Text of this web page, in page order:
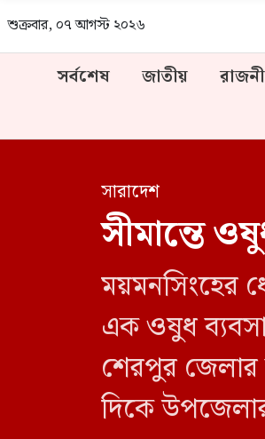
শুক্রবার, ০৭ আগস্ট ২০২৬
সর্বশেষ জাতীয়
সারাদেশ
সীমান্তে
ময়মনসিংহের
এক ওষুধ
শেরপুর জেলার
দিকে উপজেলার